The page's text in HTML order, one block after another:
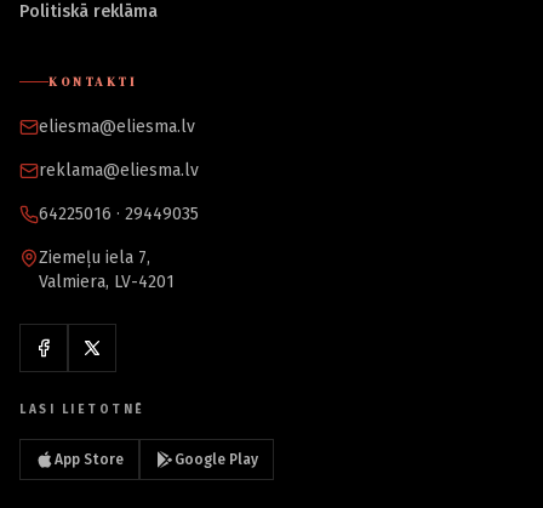
Politiskā reklāma
KONTAKTI
eliesma@eliesma.lv
reklama@eliesma.lv
64225016 · 29449035
Ziemeļu iela 7,
Valmiera, LV-4201
LASI LIETOTNĒ
App Store Google Play